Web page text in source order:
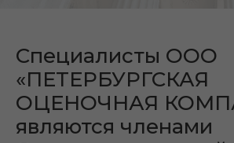
Специалисты ООО
«ПЕТЕРБУРГСКАЯ
ОЦЕНОЧНАЯ
являются членами